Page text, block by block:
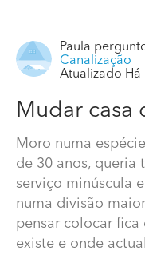
Paula
Canalização
Atualizado Há
Mudar casa
Moro numa
de 30 anos, queria
serviço minúscula
numa divisão
pensar colocar
existe e onde